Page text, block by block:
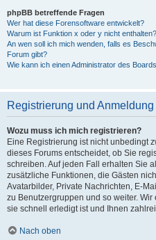
phpBB betreffende Fragen
Wer hat diese Forensoftware entwickelt?
Warum ist Funktion x oder y nicht enthalten?
An wen soll ich mich wenden, falls es
Forum gibt?
Wie kann ich einen Administrator des
Registrierung und Anmeldung
Wozu muss ich mich registrieren?
Eine Registrierung ist nicht unbedingt
dieses Forums entscheidet, ob Sie
schreiben. Auf jeden Fall erhalten Sie
zusätzliche Funktionen, die Gästen
Avatarbilder, Private Nachrichten, E-
zu Benutzergruppen und so weiter.
sie schnell erledigt ist und Ihnen
Nach oben